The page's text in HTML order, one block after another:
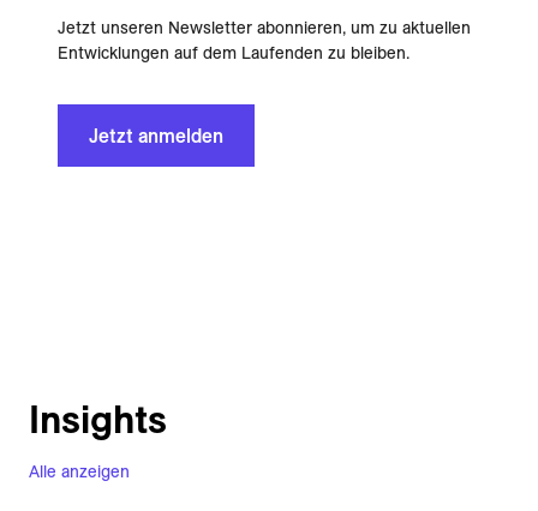
Jetzt unseren Newsletter abonnieren, um zu aktuellen
Entwicklungen auf dem Laufenden zu bleiben.
Jetzt anmelden
Alle anzeigen
Insights